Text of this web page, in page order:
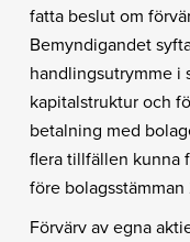
fatta beslut om
Bemyndigandet
handlingsutrymme i
kapitalstruktur och
betalning med
flera tillfällen kunna
före
Förvärv av egna